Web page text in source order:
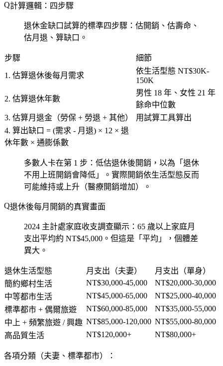
計算邏輯：四步驟
退休金缺口試算的標準四步驟：估開銷、估壽命、
估月退、算缺口。
步驟 細節
1. 估算退休後每月需求
依生活型態 NT$30K-
150K
2. 估算退休年數
男性 18 年、女性 21 年
餘命中位數
3. 估算月退金（勞保 + 勞退 + 其他）
用試算工具算出
4. 算出缺口 = (需求 - 月退) × 12 × 退
休年數 × 通膨係數
多數人卡在第 1 步：低估退休後開銷，以為「退休
不用上班開銷會降低」。實際開銷依生活型態反而
可能維持或上升（醫療開銷增加）。
退休後每月開銷的真實畫面
2024 主計處家庭收支調查顯示：65 歲以上家庭月
支出平均約 NT$45,000。但這是「平均」，個體差
異大。
退休生活型態 月支出（夫妻）
月支出（單身）
簡約鄉村生活
NT$30,000-45,000
NT$20,000-30,000
中等都市生活
NT$45,000-65,000
NT$25,000-40,000
標準都市 + 偶爾旅遊
NT$60,000-85,000
NT$35,000-55,000
中上 + 頻繁旅遊 / 興趣 NT$85,000-120,000 NT$55,000-80,000
高品質生活
NT$120,000+ NT$80,000+
各項分類（夫妻、標準都市）：